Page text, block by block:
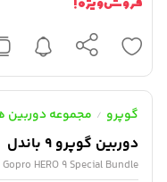
گوپرو / مجموعه دوربین
دوربین گوپرو 9 باندل
Gopro HERO 9 Special Bundle